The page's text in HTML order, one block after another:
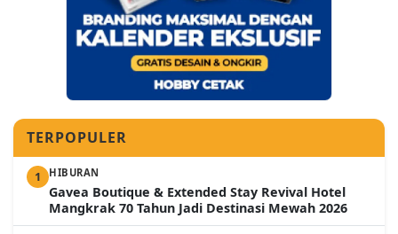
TERPOPULER
1 HIBURAN
Gavea Boutique & Extended Stay Revival Hotel
Mangkrak 70 Tahun Jadi Destinasi Mewah 2026